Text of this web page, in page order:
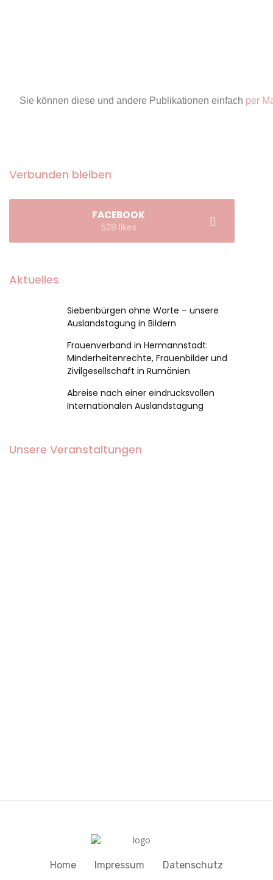
Sie können diese und andere Publikationen einfach per
Verbunden bleiben
FACEBOOK
528 likes
Aktuelles
Siebenbürgen ohne Worte – unsere
Auslandstagung in Bildern
Frauenverband in Hermannstadt:
Minderheitenrechte, Frauenbilder und
Zivilgesellschaft in Rumänien
Abreise nach einer eindrucksvollen
Internationalen Auslandstagung
Unsere Veranstaltungen
Home Impressum Datenschutz